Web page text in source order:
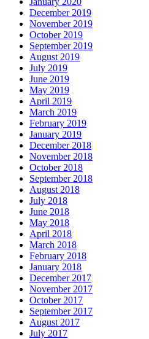
December 2019
November 2019
October 2019
September 2019
August 2019
July 2019
June 2019
May 2019
April 2019
March 2019
February 2019
January 2019
December 2018
November 2018
October 2018
September 2018
August 2018
July 2018
June 2018
May 2018
April 2018
March 2018
February 2018
January 2018
December 2017
November 2017
October 2017
September 2017
August 2017
July 2017